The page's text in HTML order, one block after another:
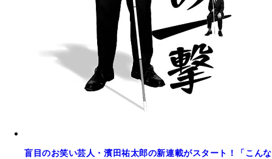
盲目のお笑い芸人・濱田祐太郎の新連載がスタート！「こんな